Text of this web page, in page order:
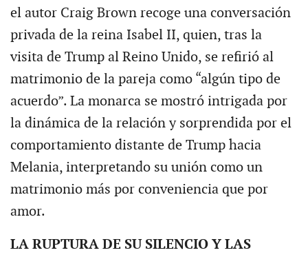
el autor Craig Brown recoge una conversación
privada de la reina Isabel II, quien, tras la
visita de Trump al Reino Unido, se refirió al
matrimonio de la pareja como “algún tipo de
acuerdo”. La monarca se mostró intrigada por
la dinámica de la relación y sorprendida por el
comportamiento distante de Trump hacia
Melania, interpretando su unión como un
matrimonio más por conveniencia que por
amor.
LA RUPTURA DE SU SILENCIO Y LAS